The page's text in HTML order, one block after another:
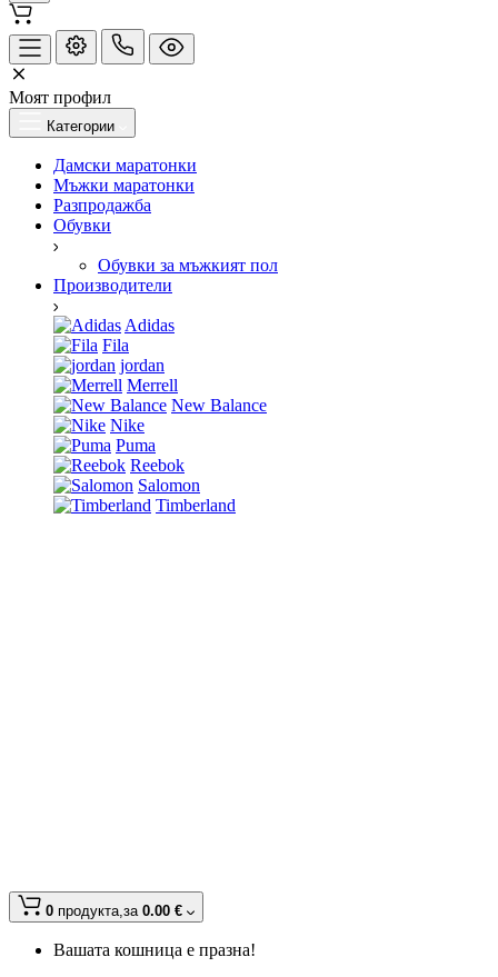
Моят профил
Категории
Дамски маратонки
Мъжки маратонки
Разпродажба
Обувки
Обувки за мъжкият пол
Производители
Adidas
Fila
jordan
Merrell
New Balance
Nike
Puma
Reebok
Salomon
Timberland
0 продукта,за 0.00 €
Вашата кошница е празна!